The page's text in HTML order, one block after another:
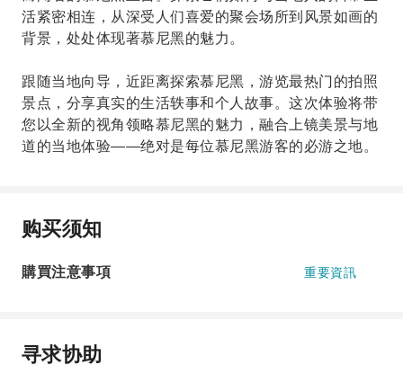
活紧密相连，从深受人们喜爱的聚会场所到风景如画的
背景，处处体现著慕尼黑的魅力。
跟随当地向导，近距离探索慕尼黑，游览最热门的拍照
景点，分享真实的生活轶事和个人故事。这次体验将带
您以全新的视角领略慕尼黑的魅力，融合上镜美景与地
道的当地体验——绝对是每位慕尼黑游客的必游之地。
购买须知
購買注意事項 重要資訊
寻求协助